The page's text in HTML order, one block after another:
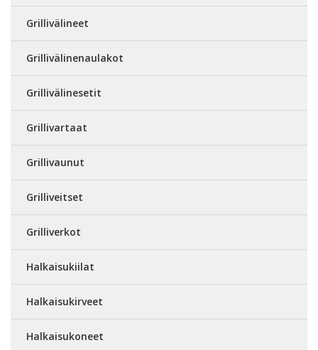
Grillivälineet
Grillivälinenaulakot
Grillivälinesetit
Grillivartaat
Grillivaunut
Grilliveitset
Grilliverkot
Halkaisukiilat
Halkaisukirveet
Halkaisukoneet